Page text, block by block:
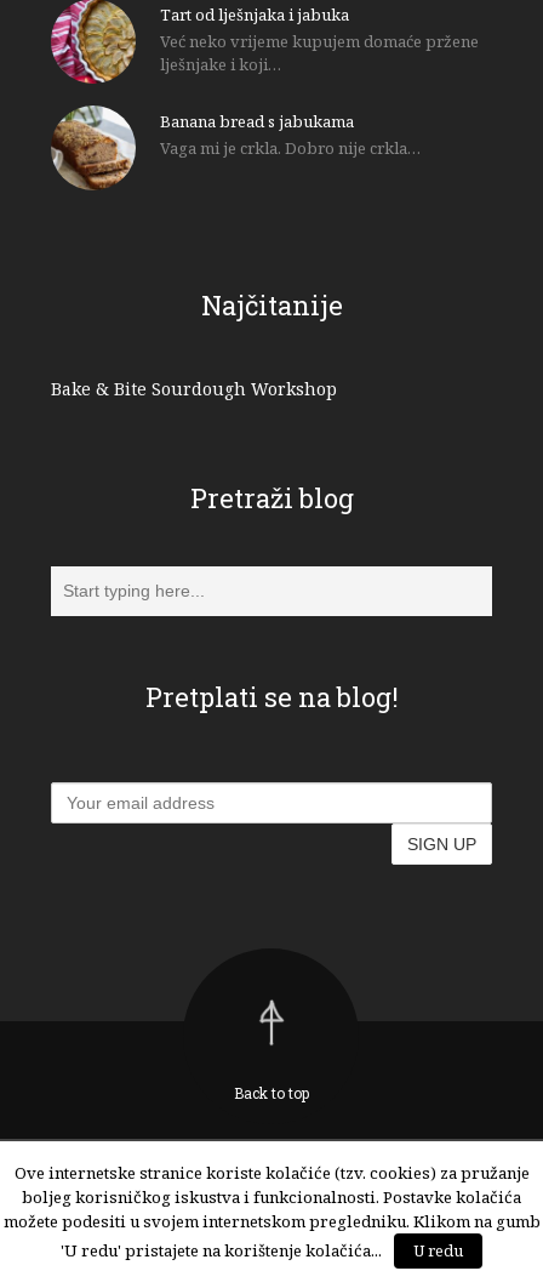
Tart od lješnjaka i jabuka
Već neko vrijeme kupujem domaće pržene
lješnjake i koji…
Banana bread s jabukama
Vaga mi je crkla. Dobro nije crkla…
Najčitanije
Bake & Bite Sourdough Workshop
Pretraži blog
Pretplati se na blog!
Back to top
Copyright © 2017. Foodiona by Barbara Črgar. All Rights Reserved.
Naslovna
Putovanja O meni Kontaktiraj me!
Ove internetske stranice koriste kolačiće (tzv. cookies) za pružanje
boljeg korisničkog iskustva i funkcionalnosti. Postavke kolačića
možete podesiti u svojem internetskom pregledniku. Klikom na gumb
'U redu' pristajete na korištenje kolačića...
U redu